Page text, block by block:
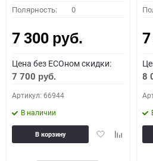
Полярность: 0
7 300 руб.
Цена без ECOном скидки:
7 700 руб.
Артикул: 66944
В наличии
ДобавитьДобавить
В корзину
8